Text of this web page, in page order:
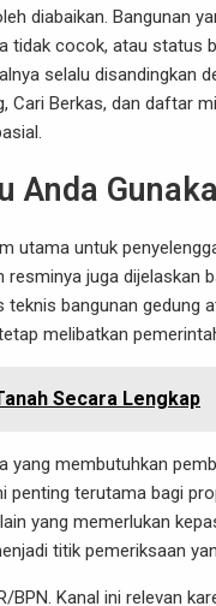
diabaikan. Bangunan
tidak cocok, atau status
selalu disandingkan
Cari Berkas, dan daftar
Anda
utama untuk
resminya juga
bangunan gedung
melibatkan
Secara Lengkap
yang membutuhkan
penting terutama bagi
yang memerlukan
titik pemeriksaan
BPN. Kanal ini relevan